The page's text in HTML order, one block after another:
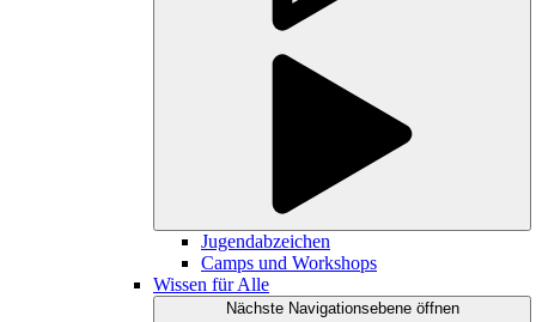
Jugendabzeichen
Camps und Workshops
Wissen für Alle
Nächste Navigationsebene öffnen